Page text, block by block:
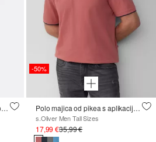
Pamučna majica s printom logotipa
-50%
Polo majica od pikea s aplikacijom i Ford® printom
s.Oliver Men Tall Sizes
17,99 €35,99 €